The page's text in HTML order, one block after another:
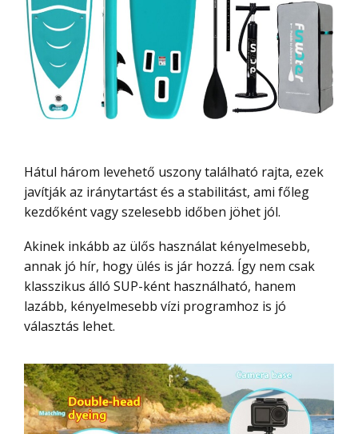
Hátul három levehető uszony található rajta, ezek
javítják az iránytartást és a stabilitást, ami főleg
kezdőként vagy szelesebb időben jöhet jól.
Akinek inkább az ülős használat kényelmesebb,
annak jó hír, hogy ülés is jár hozzá. Így nem csak
klasszikus álló SUP-ként használható, hanem
lazább, kényelmesebb vízi programhoz is jó
választás lehet.